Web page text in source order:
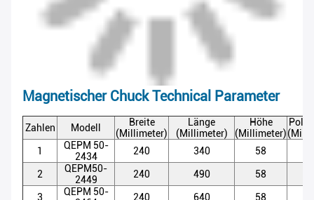
Magnetischer Chuck Technical Parameter
Zahlen Modell
Breite
(Millimeter)
Länge
(Millimeter)
Höhe
(Millimeter)
1
QEPM 50-
2434
240 340 58
2
QEPM50-
2449
240 490 58
3
QEPM 50-
240 640 58